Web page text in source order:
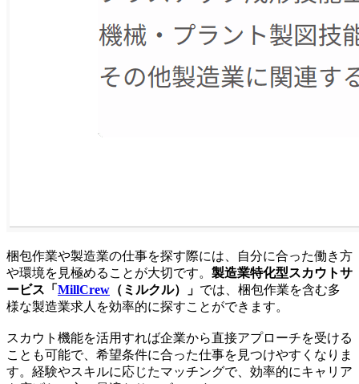
梱包作業や製造業の仕事を探す際には、自分に合った働き方
や環境を見極めることが大切です。 製造業特化型スカウトサ
ービス「 MillCrew （ミルクル）」 では、梱包作業を含む多
様な製造業求人を効率的に探すことができます。
スカウト機能を活用すれば企業から直接アプローチを受ける
ことも可能で、希望条件に合った仕事を見つけやすくなりま
す。経験やスキルに応じたマッチングで、効率的にキャリア